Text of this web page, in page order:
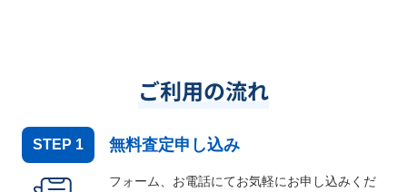
ご利用の流れ
STEP 1 無料査定申し込み
フォーム、お電話にてお気軽にお申し込みくだ